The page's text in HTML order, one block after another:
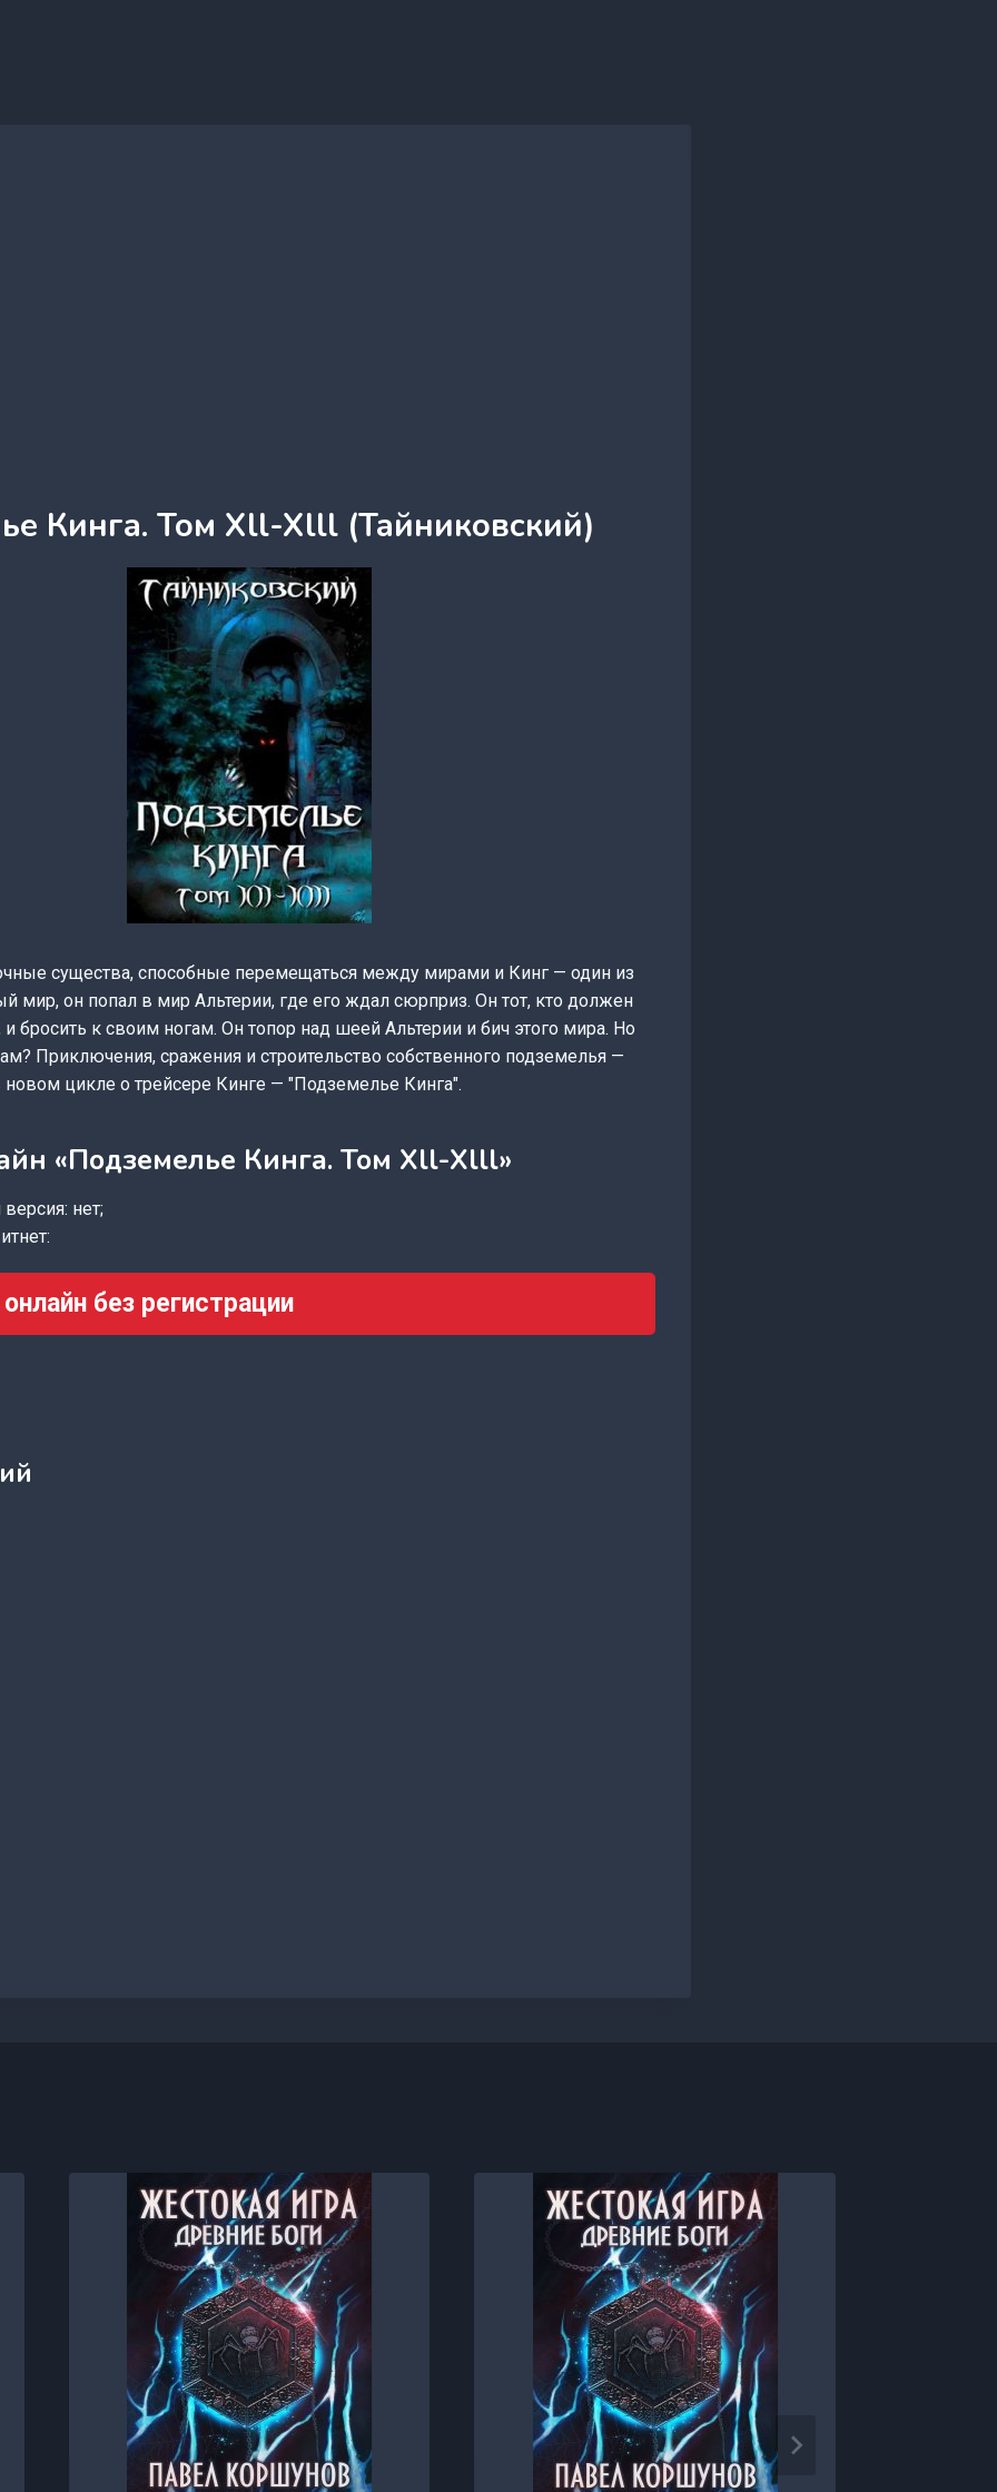
Кинга. Том Xll-Xlll (Тайниковский)
существа, способные перемещаться между мирами и Кинг — один из
мир, он попал в мир Альтерии, где его ждал сюрприз. Он тот, кто должен
и бросить к своим ногам. Он топор над шеей Альтерии и бич этого мира. Но
Приключения, сражения и строительство собственного подземелья —
новом цикле о трейсере Кинге — "Подземелье Кинга".
«Подземелье Кинга. Том Xll-Xlll»
нет;
без регистрации